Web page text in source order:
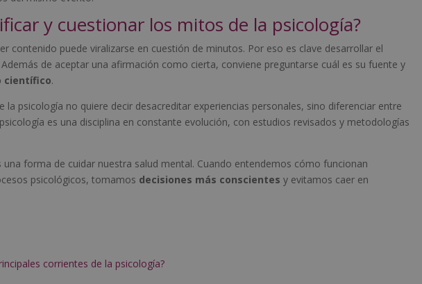
y cuestionar los mitos de la psicología?
contenido puede viralizarse en cuestión de minutos. Por eso es clave desarrollar el
Además de aceptar una afirmación como cierta, conviene preguntarse cuál es su fuente y
científico.
la psicología no quiere decir desacreditar experiencias personales, sino diferenciar entre
es una disciplina en constante evolución, con estudios revisados y metodologías
forma de cuidar nuestra salud mental. Cuando entendemos cómo funcionan
psicológicos, tomamos decisiones más conscientes y evitamos caer en
corrientes de la psicología?